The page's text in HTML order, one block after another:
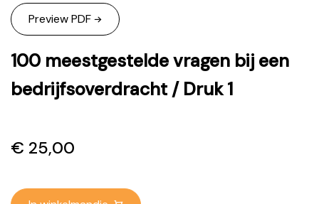
Preview PDF
100 meestgestelde vragen bij een
bedrijfsoverdracht / Druk 1
€ 25,00